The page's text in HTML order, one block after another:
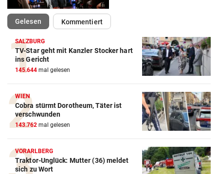
Gelesen(ausgewählt)Kommentiert
SALZBURG
TV-Star geht mit Kanzler Stocker hart
ins Gericht
145.644 mal gelesen
WIEN
Cobra stürmt Dorotheum, Täter ist
verschwunden
143.762 mal gelesen
VORARLBERG
Traktor-Unglück: Mutter (36) meldet
sich zu Wort